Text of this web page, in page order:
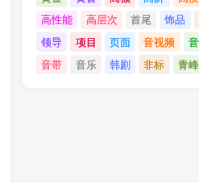
高性能
高层次 首尾 饰品
领导
项目 页面 音视频
音带
音乐 韩剧 非标 青峰